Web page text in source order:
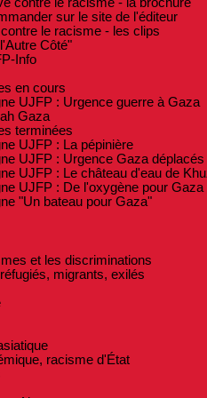
sur le site de l'éditeur
le racisme - les clips
Côté"
Info
en cours
UJFP : Urgence guerre à Gaza
Gaza
terminées
UJFP : La pépinière
UJFP : Urgence Gaza déplacés
UJFP : Le château d'eau de
UJFP : De l'oxygène pour Gaza
"Un bateau pour Gaza"
et les discriminations
migrants, exilés
racisme d'État